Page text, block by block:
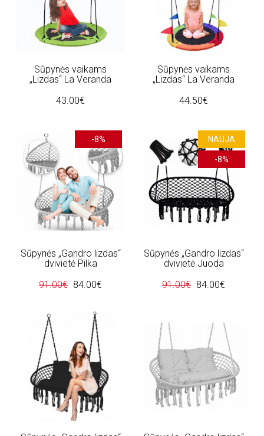
Sūpynės vaikams
„Lizdas“ La Veranda
43.00€
Sūpynės vaikams
„Lizdas“ La Veranda
44.50€
-8%
Sūpynės „Gandro lizdas“
dvivietė Pilka
91.00€ 84.00€
NAUJA
-8%
Sūpynės „Gandro lizdas“
dvivietė Juoda
91.00€ 84.00€